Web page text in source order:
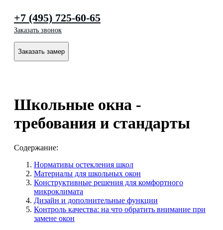
+7 (495) 725-60-65
Заказать звонок
Заказать замер
Школьные окна -
требования и стандарты
Содержание:
Нормативы остекления школ
Материалы для школьных окон
Конструктивные решения для комфортного
микроклимата
Дизайн и дополнительные функции
Контроль качества: на что обратить внимание при
замене окон